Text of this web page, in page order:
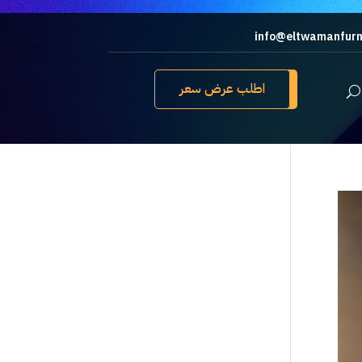
اطلب عرض سعر